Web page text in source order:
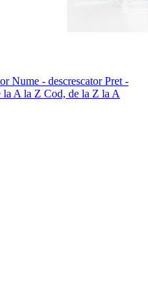
Nume - descrescatorPret -
la A la Z Cod, de la Z la A